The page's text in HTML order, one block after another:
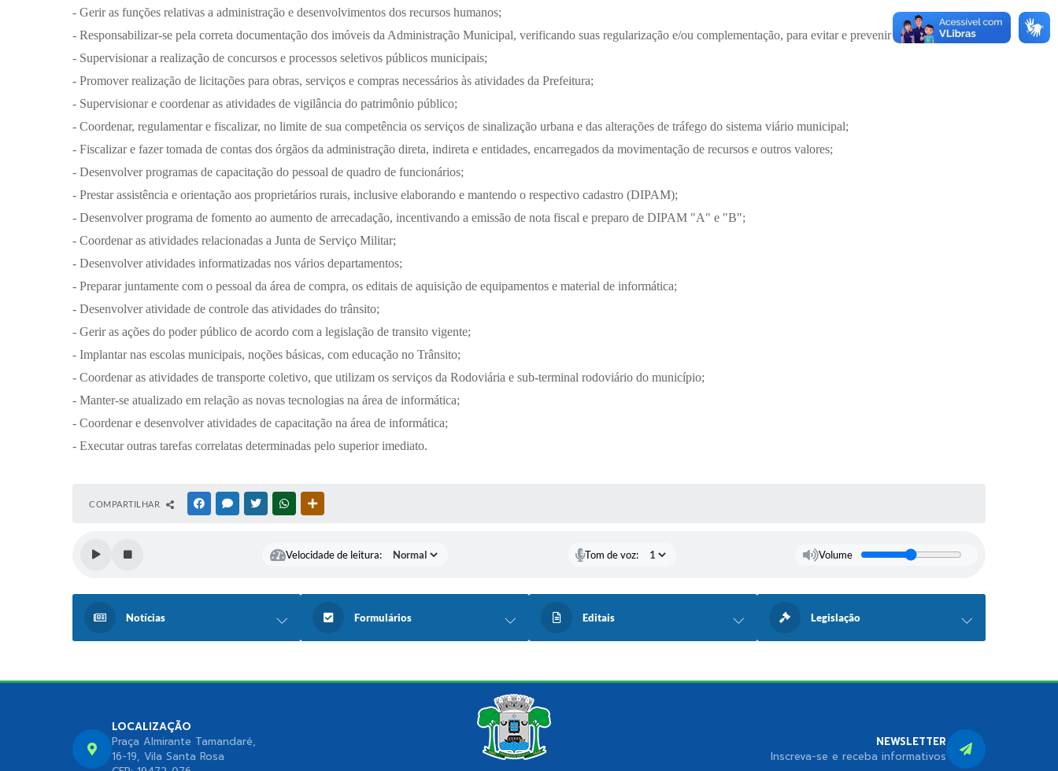
- Gerir as funções relativas a administração e desenvolvimentos dos recursos humanos;
- Responsabilizar-se pela correta documentação dos imóveis da Administração Municipal, verificando suas regularização e/ou complementação, para evitar e prevenir possíveis danos;
- Supervisionar a realização de concursos e processos seletivos públicos municipais;
- Promover realização de licitações para obras, serviços e compras necessários às atividades da Prefeitura;
- Supervisionar e coordenar as atividades de vigilância do patrimônio público;
- Coordenar, regulamentar e fiscalizar, no limite de sua competência os serviços de sinalização urbana e das alterações de tráfego do sistema viário municipal;
- Fiscalizar e fazer tomada de contas dos órgãos da administração direta, indireta e entidades, encarregados da movimentação de recursos e outros valores;
- Desenvolver programas de capacitação do pessoal de quadro de funcionários;
- Prestar assistência e orientação aos proprietários rurais, inclusive elaborando e mantendo o respectivo cadastro (DIPAM);
- Desenvolver programa de fomento ao aumento de arrecadação, incentivando a emissão de nota fiscal e preparo de DIPAM "A" e "B";
- Coordenar as atividades relacionadas a Junta de Serviço Militar;
- Desenvolver atividades informatizadas nos vários departamentos;
- Preparar juntamente com o pessoal da área de compra, os editais de aquisição de equipamentos e material de informática;
- Desenvolver atividade de controle das atividades do trânsito;
- Gerir as ações do poder público de acordo com a legislação de transito vigente;
- Implantar nas escolas municipais, noções básicas, com educação no Trânsito;
- Coordenar as atividades de transporte coletivo, que utilizam os serviços da Rodoviária e sub-terminal rodoviário do município;
- Manter-se atualizado em relação as novas tecnologias na área de informática;
- Coordenar e desenvolver atividades de capacitação na área de informática;
- Executar outras tarefas correlatas determinadas pelo superior imediato.
COMPARTILHAR FACEBOOKMESSENGER
TWITTERWHATSAPP
Velocidade de leitura: Tom de voz: Volume
Notícias Formulários Editais Legislação
LOCALIZAÇÃO
Praça Almirante Tamandaré,
16-19, Vila Santa Rosa
NEWSLETTER
Inscreva-se e receba informativos